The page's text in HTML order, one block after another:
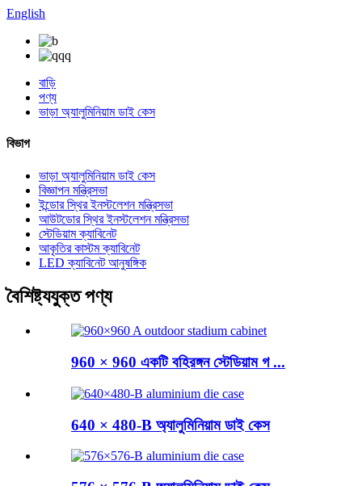
English
বাড়ি
পণ্য
ভাড়া অ্যালুমিনিয়াম ডাই কেস
বিভাগ
ভাড়া অ্যালুমিনিয়াম ডাই কেস
বিজ্ঞাপন মন্ত্রিসভা
ইন্ডোর স্থির ইনস্টলেশন মন্ত্রিসভা
আউটডোর স্থির ইনস্টলেশন মন্ত্রিসভা
স্টেডিয়াম ক্যাবিনেট
আকৃতির কাস্টম ক্যাবিনেট
LED ক্যাবিনেট আনুষঙ্গিক
বৈশিষ্ট্যযুক্ত পণ্য
960 × 960 একটি বহিরঙ্গন স্টেডিয়াম গ ...
640 × 480-B অ্যালুমিনিয়াম ডাই কেস